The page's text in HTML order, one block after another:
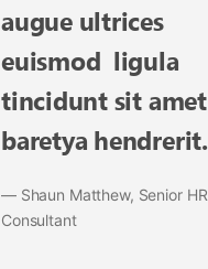
augue ultrices
euismod ligula
tincidunt sit amet
baretya hendrerit.
— Shaun Matthew, Senior HR
Consultant